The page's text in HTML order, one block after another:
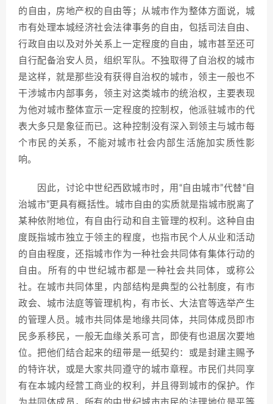
的自由，房地产权的自由等；从城市作为整体方面说，城
市有处理本城经济社会法律事务的自由，包括司法自由、
行政自由以及对外关系上一定程度的自由，城市甚至还可
自行配备治安人员，组织军队。不独取得了自治权的城市
是这样，就是那些没有获得自治权的城市，领主一般也不
干涉城市内部事务，领主对这类城市的统治权，主要表现
为他对城市整体宣示一定程度的控制权，他派驻城市的代
表大多只是象征而已。这种控制没有深入到领主与城市每
个市民的关系，不能对城市社会内部生活施加实质性影
响。
因此，讨论中世纪西欧城市时，用“自由城市”代替“自
治城市”更具有概括性。城市自由的实质就是指城市脱离了
某种依附地位，有自由行动和自主管理的权利。这种自由
度既指城市独立于领主的程度，也指市民个人从业和活动
的自由程度，还指城市作为一种社会共同体有集体行动的
自由。所有的中世纪城市都是一种社会共同体，或称公
社。在城市共同体里，内部结构是典型的公社制度，有市
政会、城市法庭等管理机构，有市长、大法官等选举产生
的管理人员。城市共同体是地缘共同体，共同体成员即市
民多系移民，一般无血缘关系可言，即使有也退居次要地
位。把他们结合起来的纽带是一纸契约：或是封建主赐予
的特许状，或是大家共同遵守的城市章程。市民们共同享
有在本城内经营工商业的权利，并且得到城市的保护。作